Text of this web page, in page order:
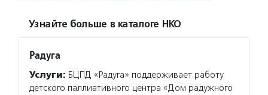
Узнайте больше в каталоге НКО
Радуга
Услуги: БЦПД «Радуга» поддерживает работу
детского паллиативного центра «Дом радужного